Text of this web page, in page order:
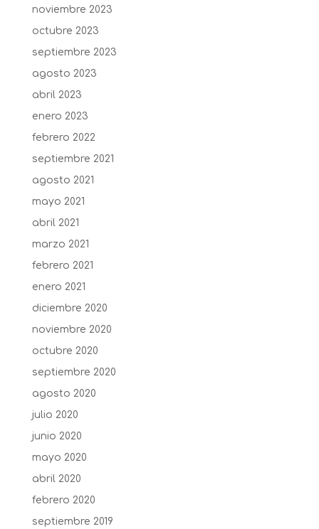
noviembre 2023
octubre 2023
septiembre 2023
agosto 2023
abril 2023
enero 2023
febrero 2022
septiembre 2021
agosto 2021
mayo 2021
abril 2021
marzo 2021
febrero 2021
enero 2021
diciembre 2020
noviembre 2020
octubre 2020
septiembre 2020
agosto 2020
julio 2020
junio 2020
mayo 2020
abril 2020
febrero 2020
septiembre 2019